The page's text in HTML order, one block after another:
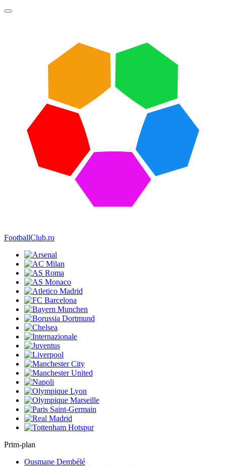
FootballClub.ro
Prim-plan
Ousmane Dembélé